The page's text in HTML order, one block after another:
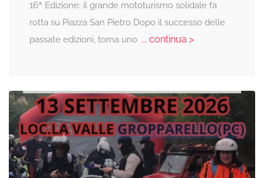
16ª Edizione: il grande mototurismo solidale fa
rotta su Piazza San Pietro Dopo il successo delle
passate edizioni, torna uno... continua >